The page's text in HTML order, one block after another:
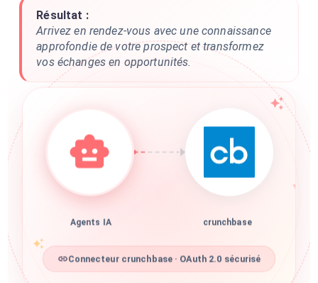
Résultat :
Arrivez en rendez-vous avec une connaissance
approfondie de votre prospect et transformez
vos échanges en opportunités.
Agents IA crunchbase
Connecteur crunchbase · OAuth 2.0 sécurisé